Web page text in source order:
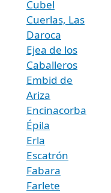
Cubel
Cuerlas, Las
Daroca
Ejea de los
Caballeros
Embid de
Ariza
Encinacorba
Épila
Erla
Escatrón
Fabara
Farlete